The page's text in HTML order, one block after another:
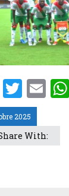
2025
With: